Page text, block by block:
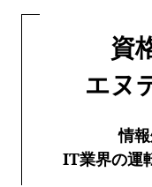
資
エヌ
情
IT業界の運